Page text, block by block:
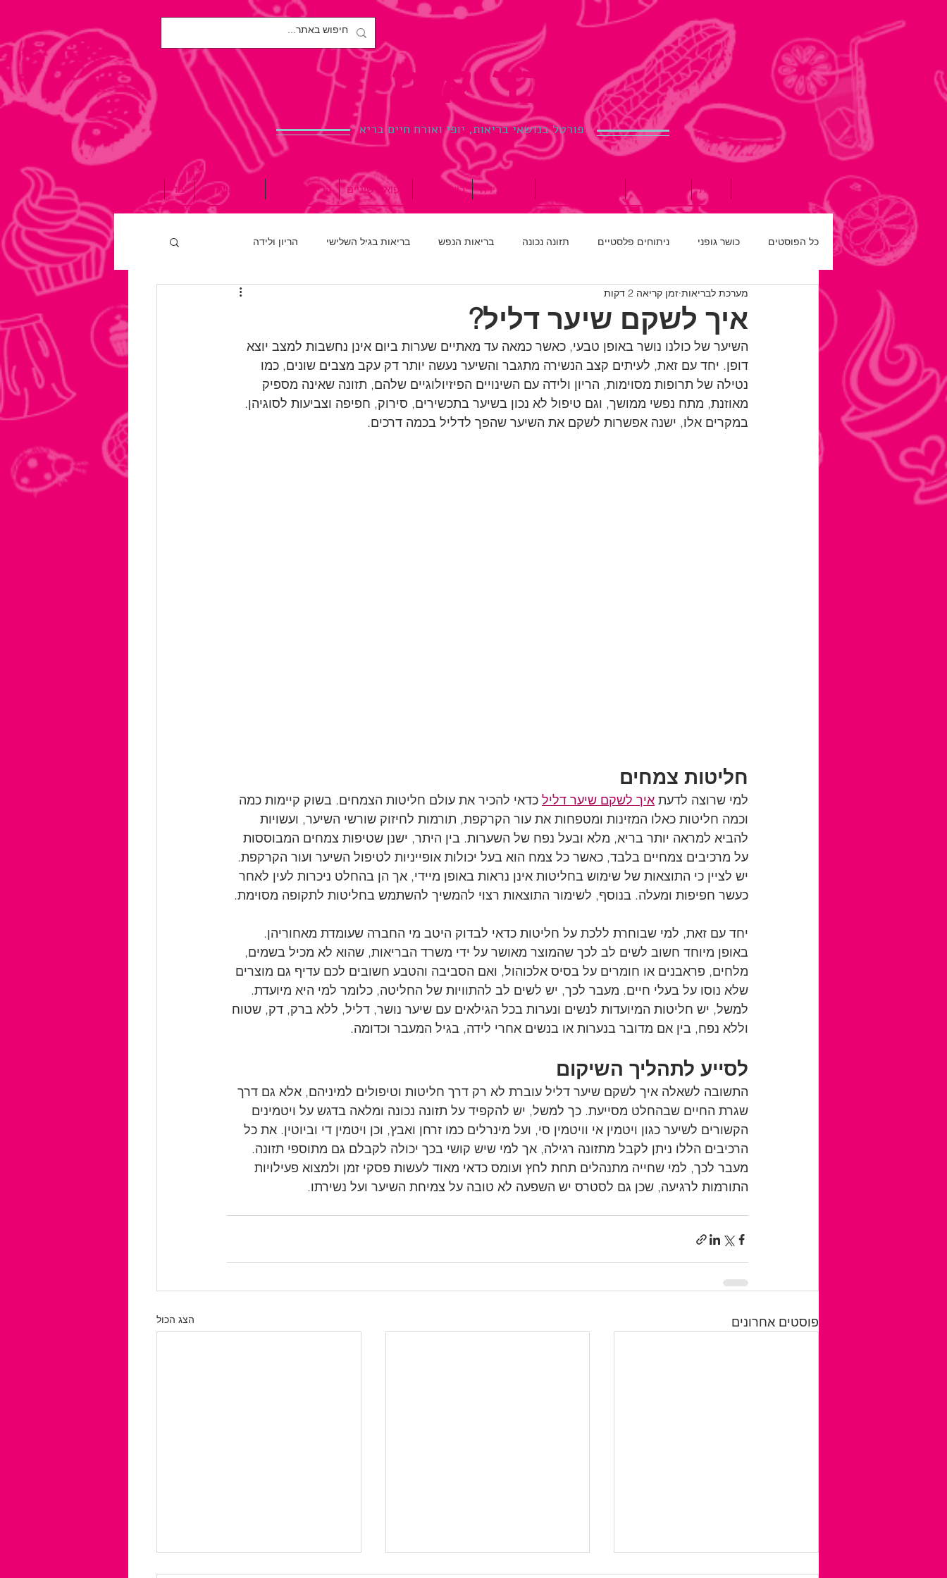
לבריאות.
פורטל בנושאי בריאות, יופי ואורח חיים בריא
אודות תזונה נכונה הריון ולידה כושר גופני רפואת שיניים בריאות הנפש הגיל השלישי עוד
כל הפוסטים כושר גופני ניתוחים פלסטיים תזונה נכונה בריאות הנפש בריאות בגיל השלישי הריון ולידה
רפואת שיניים חדש על המדף
איך לשקם שיער דליל?
מערכת לבריאות זמן קריאה 2 דקות
השיער של כולנו נושר באופן טבעי, כאשר כמאה עד מאתיים שערות ביום אינן נחשבות למצב יוצא
דופן. יחד עם זאת, לעיתים קצב הנשירה מתגבר והשיער נעשה יותר דק עקב מצבים שונים, כמו
נטילה של תרופות מסוימות, הריון ולידה עם השינויים הפיזיולוגיים שלהם, תזונה שאינה מספיק
מאוזנת, מתח נפשי ממושך, וגם טיפול לא נכון בשיער בתכשירים, סירוק, חפיפה וצביעות לסוגיהן.
במקרים אלו, ישנה אפשרות לשקם את השיער שהפך לדליל בכמה דרכים.
חליטות צמחים
למי שרוצה לדעת איך לשקם שיער דליל כדאי להכיר את עולם חליטות הצמחים. בשוק קיימות כמה
וכמה חליטות כאלו המזינות ומטפחות את עור הקרקפת, תורמות לחיזוק שורשי השיער, ועשויות
להביא למראה יותר בריא, מלא ובעל נפח של השערות. בין היתר, ישנן שטיפות צמחים המבוססות
על מרכיבים צמחיים בלבד, כאשר כל צמח הוא בעל יכולות אופייניות לטיפול השיער ועור הקרקפת.
יש לציין כי התוצאות של שימוש בחליטות אינן נראות באופן מיידי, אך הן בהחלט ניכרות לעין לאחר
כעשר חפיפות ומעלה. בנוסף, לשימור התוצאות רצוי להמשיך להשתמש בחליטות לתקופה מסוימת.
יחד עם זאת, למי שבוחרת ללכת על חליטות כדאי לבדוק היטב מי החברה שעומדת מאחוריהן.
באופן מיוחד חשוב לשים לב לכך שהמוצר מאושר על ידי משרד הבריאות, שהוא לא מכיל בשמים,
מלחים, פראבנים או חומרים על בסיס אלכוהול, ואם הסביבה והטבע חשובים לכם עדיף גם מוצרים
שלא נוסו על בעלי חיים. מעבר לכך, יש לשים לב להתוויות של החליטה, כלומר למי היא מיועדת.
למשל, יש חליטות המיועדות לנשים ונערות בכל הגילאים עם שיער נושר, דליל, ללא ברק, דק, שטוח
וללא נפח, בין אם מדובר בנערות או בנשים אחרי לידה, בגיל המעבר וכדומה.
לסייע לתהליך השיקום
התשובה לשאלה איך לשקם שיער דליל עוברת לא רק דרך חליטות וטיפולים למיניהם, אלא גם דרך
שגרת החיים שבהחלט מסייעת. כך למשל, יש להקפיד על תזונה נכונה ומלאה בדגש על ויטמינים
הקשורים לשיער כגון ויטמין אי וויטמין סי, ועל מינרלים כמו זרחן ואבץ, וכן ויטמין די וביוטין. את כל
הרכיבים הללו ניתן לקבל מתזונה רגילה, אך למי שיש קושי בכך יכולה לקבלם גם מתוספי תזונה.
מעבר לכך, למי שחייה מתנהלים תחת לחץ ועומס כדאי מאוד לעשות פסקי זמן ולמצוא פעילויות
התורמות לרגיעה, שכן גם לסטרס יש השפעה לא טובה על צמיחת השיער ועל נשירתו.
פוסטים אחרונים הצג הכול